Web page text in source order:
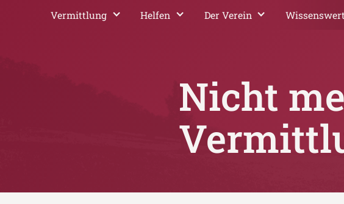
Vermittlung Helfen Der Verein
Nicht